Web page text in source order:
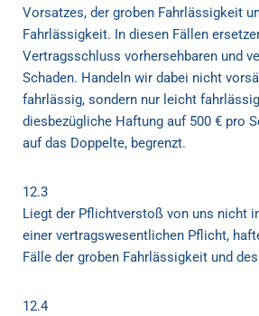
Vorsatzes, der groben Fahrlässigkeit
Fahrlässigkeit. In diesen Fällen
Vertragsschluss vorhersehbaren und
Schaden. Handeln wir dabei nicht
fahrlässig, sondern nur leicht
diesbezügliche Haftung auf 500 € pro
auf das Doppelte, begrenzt.
12.3
Liegt der Pflichtverstoß von uns nicht
einer vertragswesentlichen Pflicht,
Fälle der groben Fahrlässigkeit und
12.4